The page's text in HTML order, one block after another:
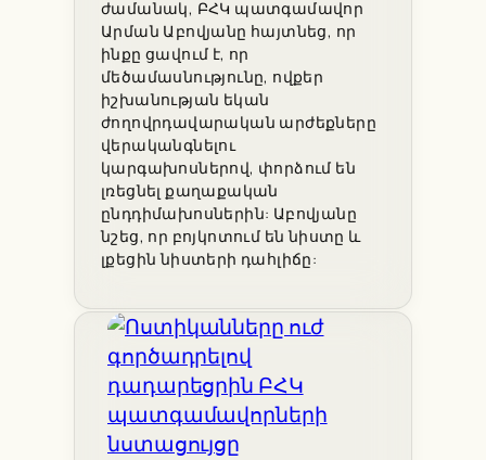
ժամանակ, ԲՀԿ պատգամավոր
Արման Աբովյանը հայտնեց, որ
ինքը ցավում է, որ
մեծամասնությունը, ովքեր
իշխանության եկան
ժողովրդավարական արժեքները
վերականգնելու
կարգախոսներով, փորձում են
լռեցնել քաղաքական
ընդդիմախոսներին: Աբովյանը
նշեց, որ բոյկոտում են նիստը և
լքեցին նիստերի դահլիճը: